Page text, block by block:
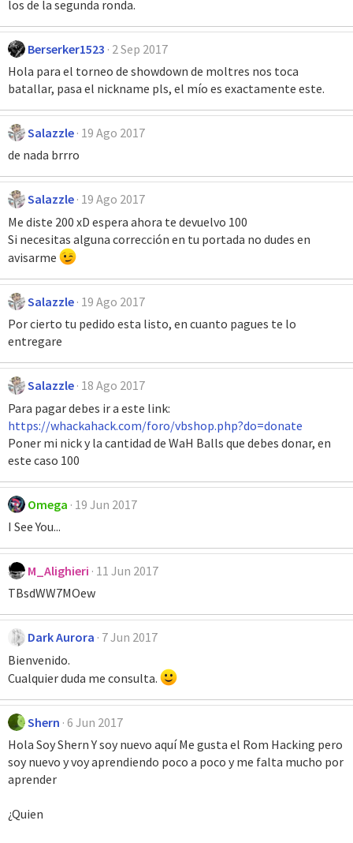
los de la segunda ronda.
Berserker1523 2 Sep 2017
Hola para el torneo de showdown de moltres nos toca
batallar, pasa el nickname pls, el mío es exactamente este.
Salazzle 19 Ago 2017
de nada brrro
Salazzle 19 Ago 2017
Me diste 200 xD espera ahora te devuelvo 100
Si necesitas alguna corrección en tu portada no dudes en
avisarme
Salazzle 19 Ago 2017
Por cierto tu pedido esta listo, en cuanto pagues te lo
entregare
Salazzle 18 Ago 2017
Para pagar debes ir a este link:
https://whackahack.com/foro/vbshop.php?do=donate
Poner mi nick y la cantidad de WaH Balls que debes donar, en
este caso 100
Omega 19 Jun 2017
I See You...
M_Alighieri 11 Jun 2017
TBsdWW7MOew
Dark Aurora 7 Jun 2017
Bienvenido.
Cualquier duda me consulta.
Shern 6 Jun 2017
Hola Soy Shern Y soy nuevo aquí Me gusta el Rom Hacking pero
soy nuevo y voy aprendiendo poco a poco y me falta mucho por
aprender
¿Quien